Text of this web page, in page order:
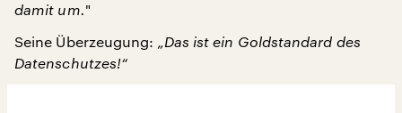
damit um."
Seine Überzeugung: „Das ist ein Goldstandard des
Datenschutzes!“